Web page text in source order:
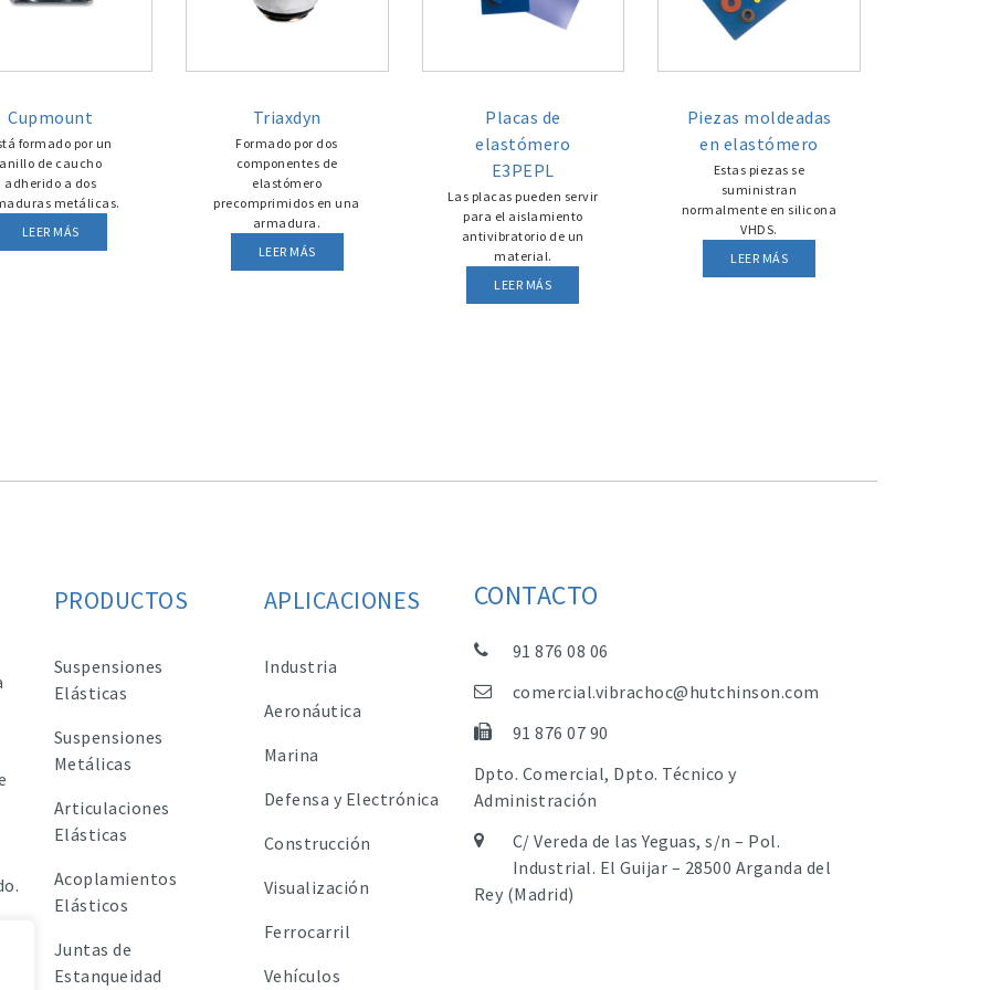
Cupmount
formado por un
anillo de caucho
adherido a dos
metálicas.
LEER MÁS
Triaxdyn
Formado por dos
componentes de
elastómero
precomprimidos en una
armadura.
LEER MÁS
Placas de
elastómero
E3PEPL
Las placas pueden servir
para el aislamiento
antivibratorio de un
material.
LEER MÁS
Piezas moldeadas
en elastómero
Estas piezas se
suministran
normalmente en silicona
VHDS.
LEER MÁS
PRODUCTOS
Suspensiones
Elásticas
Suspensiones
Metálicas
Articulaciones
Elásticas
Acoplamientos
Elásticos
Juntas de
Estanqueidad
APLICACIONES
Industria
Aeronáutica
Marina
Defensa y Electrónica
Construcción
Visualización
Ferrocarril
Vehículos
CONTACTO
91 876 08 06
comercial.vibrachoc@hutchinson.com
91 876 07 90
Dpto. Comercial, Dpto. Técnico y
Administración
C/ Vereda de las Yeguas, s/n – Pol.
Industrial. El Guijar – 28500 Arganda del
Rey (Madrid)